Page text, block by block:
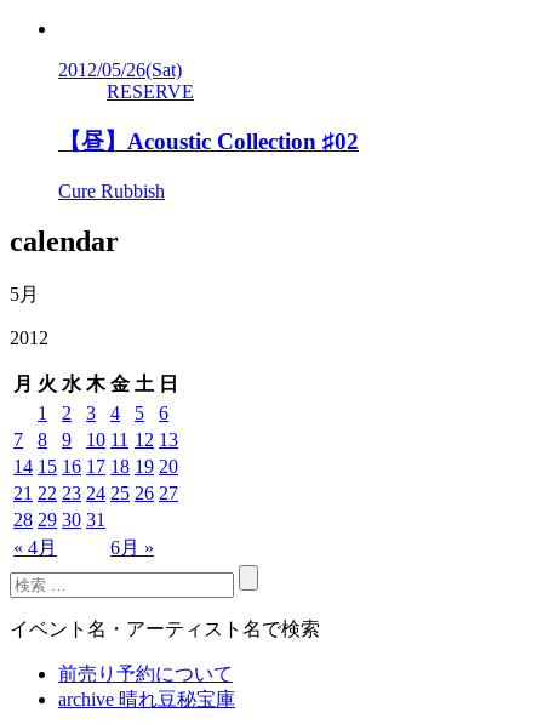
2012/05/26(Sat)
RESERVE
【昼】Acoustic Collection ♯02
Cure Rubbish
calendar
5月
2012
月 火 水 木 金 土 日
« 4月 6月 »
1 2 3 4 5
6
7
8 9 10 11 12 13
14 15 16 17 18 19 20
21 22 23 24 25 26 27
28 29 30 31
イベント名・アーティスト名で検索
前売り予約について
archive 晴れ豆秘宝庫